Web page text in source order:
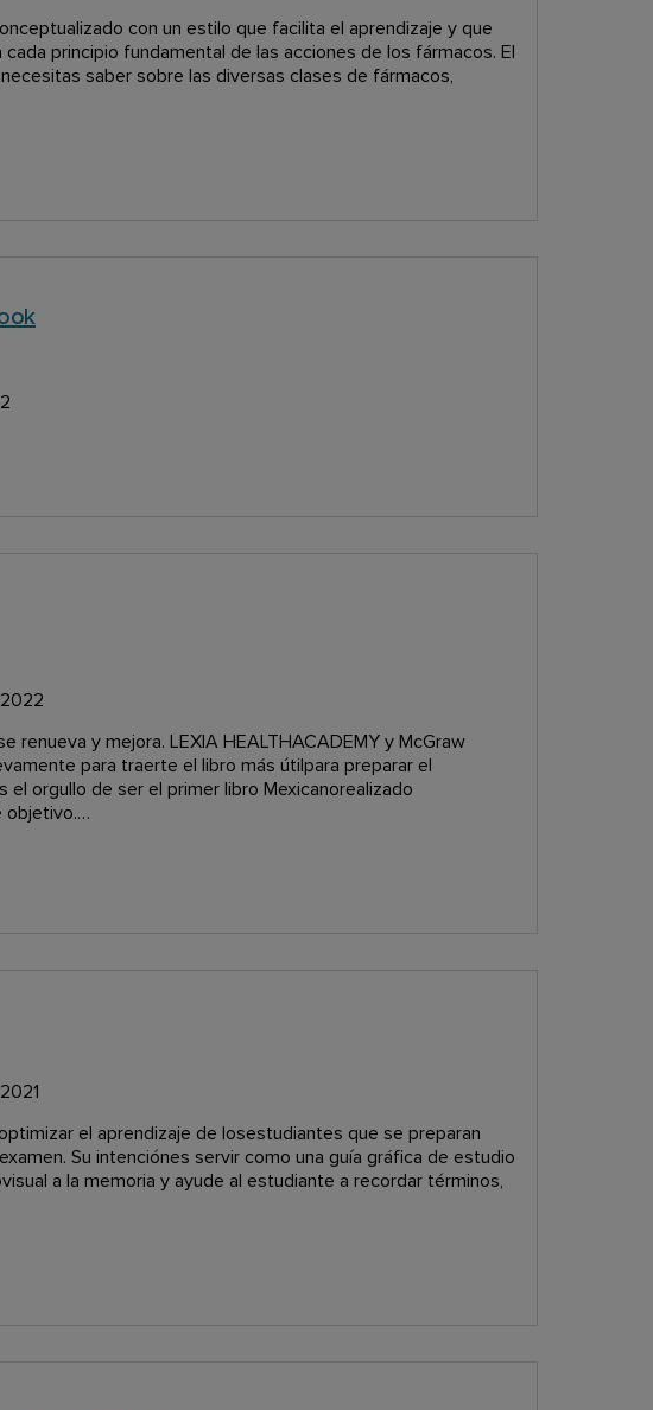
con un estilo que facilita el aprendizaje y que
principio fundamental de las acciones de los fármacos. El
saber sobre las diversas clases de fármacos,
renueva y mejora. LEXIA HEALTHACADEMY y McGraw
para traerte el libro más útilpara preparar el
el orgullo de ser el primer libro Mexicanorealizado
objetivo.…
el aprendizaje de losestudiantes que se preparan
Su intenciónes servir como una guía gráfica de estudio
a la memoria y ayude al estudiante a recordar términos,